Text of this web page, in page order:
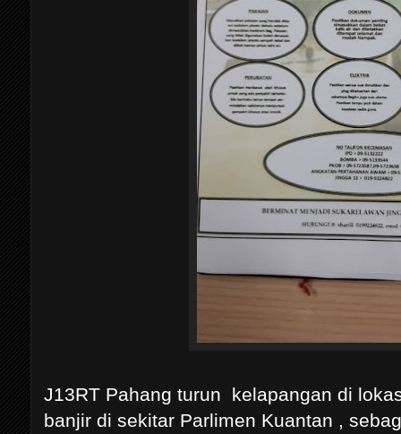
J13RT Pahang turun kelapangan di
banjir di sekitar Parlimen Kuantan ,